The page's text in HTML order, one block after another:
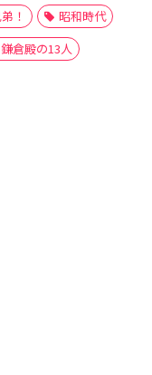
！
昭和時代
鎌倉殿の13人